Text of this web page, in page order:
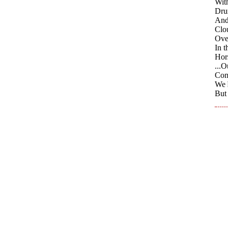
In
We
But